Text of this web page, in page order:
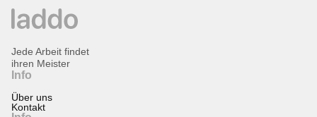
Info
Über uns
Kontakt
Jede Arbeit findet
ihren Meister